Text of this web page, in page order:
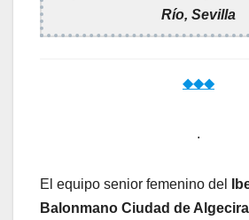
Río, Sevilla
◆◆◆
.
El equipo senior femenino del
Balonmano Ciudad de